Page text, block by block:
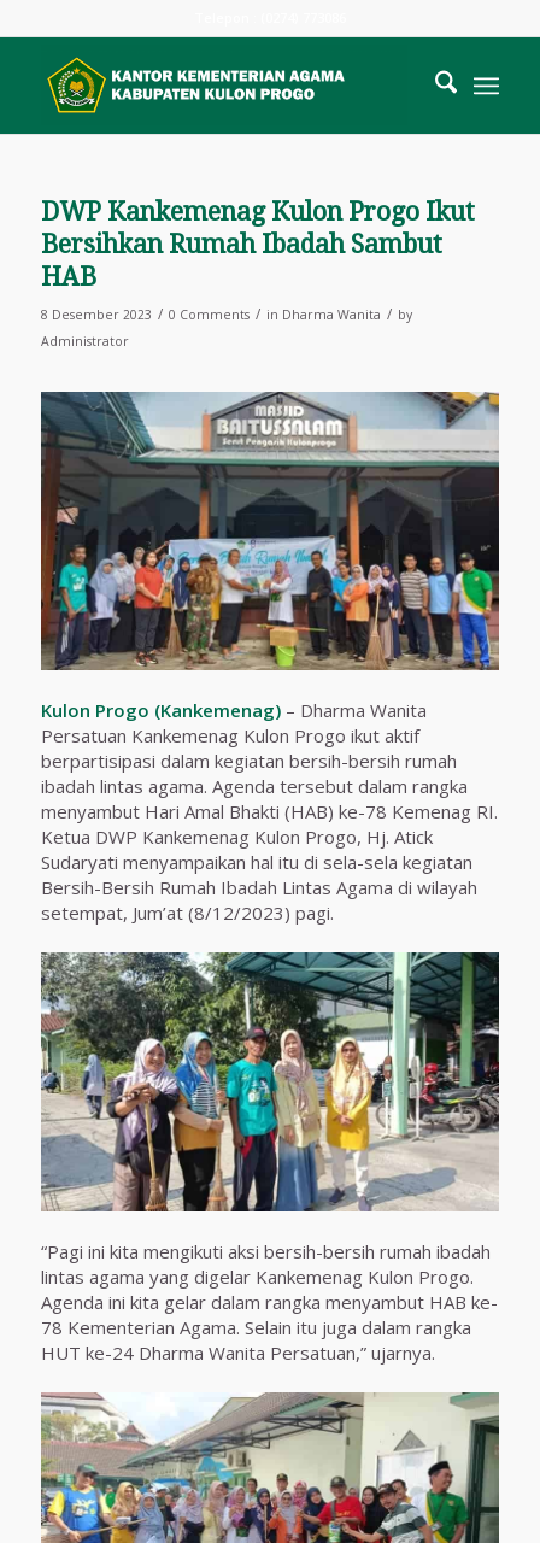
DWP Kankemenag Kulon Progo Ikut
Bersihkan Rumah Ibadah Sambut
HAB
8 Desember 2023 / 0 Comments / in Dharma Wanita / by
Administrator
Kulon Progo (Kankemenag)– Dharma Wanita
Persatuan Kankemenag Kulon Progo ikut aktif
berpartisipasi dalam kegiatan bersih-bersih rumah
ibadah lintas agama. Agenda tersebut dalam rangka
menyambut Hari Amal Bhakti (HAB) ke-78 Kemenag RI.
Ketua DWP Kankemenag Kulon Progo, Hj. Atick
Sudaryati menyampaikan hal itu di sela-sela kegiatan
Bersih-Bersih Rumah Ibadah Lintas Agama di wilayah
setempat, Jum’at (8/12/2023) pagi.
“Pagi ini kita mengikuti aksi bersih-bersih rumah ibadah
lintas agama yang digelar Kankemenag Kulon Progo.
Agenda ini kita gelar dalam rangka menyambut HAB ke-
78 Kementerian Agama. Selain itu juga dalam rangka
HUT ke-24 Dharma Wanita Persatuan,” ujarnya.